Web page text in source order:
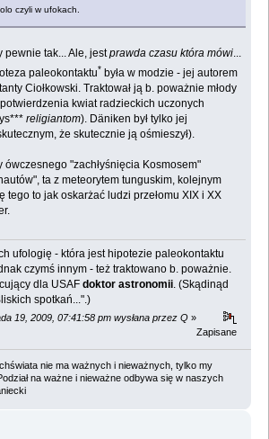
czyli w ufokach.
pewnie tak... Ale, jestprawda czasu która mówi...
paleokontaktu* była w modzie - jej autorem
Ciołkowski. Traktował ją b. poważnie młody
kwiat radzieckich uczonych
religiantom). Däniken był tylko jej
że skutecznie ją ośmieszył).
ówczesnego "zachłyśnięcia Kosmosem"
ta z meteorytem tunguskim, kolejnym
tego to jak oskarżać ludzi przełomu XIX i XX
ufologię - która jest hipotezie paleokontaktu
czymś innym - też traktowano b. poważnie.
dla USAFdoktor astronomii . (Skądinąd
spotkań...".)
19, 2009, 07:41:58 pm wysłana przez Q »
Zapisane
nie ma ważnych i nieważnych, tylko my
na ważne i nieważne odbywa się w naszych